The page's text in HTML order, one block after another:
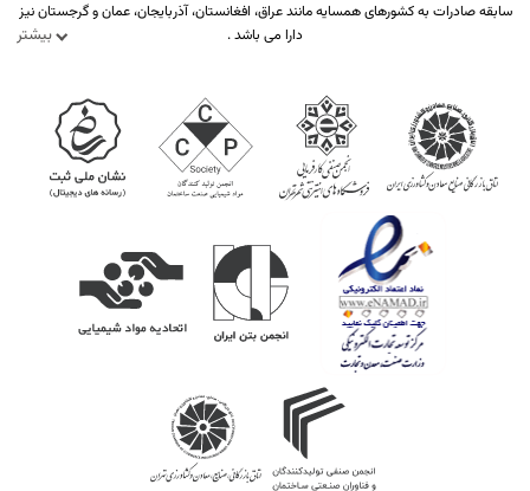
بیشتر
سابقه صادرات به کشورهای همسایه مانند عراق، افغانستان، آذربایجان، عمان و گرجستان نیز
دارا می باشد .